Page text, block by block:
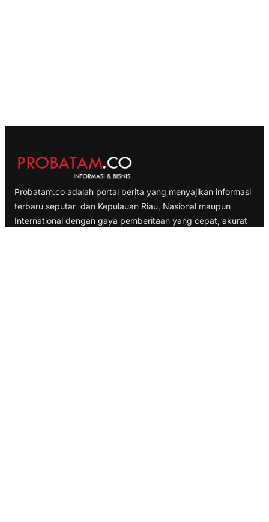
Probatam.co adalah portal berita yang menyajikan informasi
terbaru seputar dan Kepulauan Riau, Nasional maupun
International dengan gaya pemberitaan yang cepat, akurat